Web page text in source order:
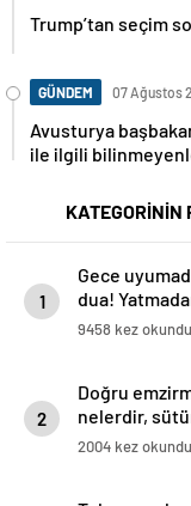
Trump’tan seçim
GÜNDEM 07 Ağustos
Avusturya
ile ilgili
KATEGORİNİN
1
Gece
dua!
dualar!
9458 kez okundu
2
Doğru
nelerdir,
anlaşılır?
2004 kez okundu